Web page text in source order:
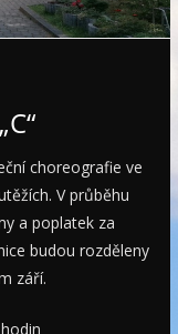
choreografie ve
V průběhu
a poplatek za
budou rozděleny
září.